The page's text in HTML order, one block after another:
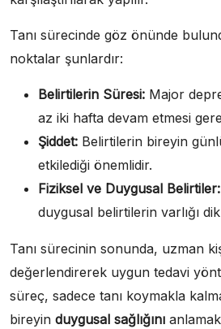
Tanı sürecinde göz önünde
noktalar şunlardır:
Belirtilerin Süresi: Major
az iki hafta devam etmesi
Şiddet: Belirtilerin bireyin
etkilediği önemlidir.
Fiziksel ve Duygusal Belirtiler:
duygusal belirtilerin varlığı
Tanı sürecinin sonunda, uzman
değerlendirerek uygun tedavi
süreç, sadece tanı koymakla
bireyin duygusal sağlığını